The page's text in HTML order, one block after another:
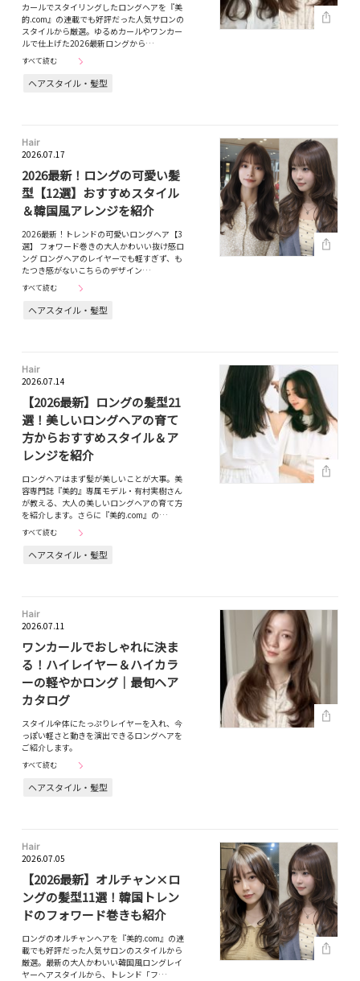
カールでスタイリングしたロングヘアを『美
的.com』の連載でも好評だった人気サロンの
スタイルから厳選。ゆるめカールやワンカー
ルで仕上げた2026最新ロングから…
すべて読む
ヘアスタイル・髪型
Hair
2026.07.17
2026最新！ロングの可愛い髪
型【12選】おすすめスタイル
＆韓国風アレンジを紹介
2026最新！トレンドの可愛いロングヘア【3
選】 フォワード巻きの大人かわいい抜け感ロ
ング ロングヘアのレイヤーでも軽すぎず、も
たつき感がないこちらのデザイン…
すべて読む
ヘアスタイル・髪型
Hair
2026.07.14
【2026最新】ロングの髪型21
選！美しいロングヘアの育て
方からおすすめスタイル＆ア
レンジを紹介
ロングヘアはまず髪が美しいことが大事。美
容専門誌『美的』専属モデル・有村実樹さん
が教える、大人の美しいロングヘアの育て方
を紹介します。さらに『美的.com』の…
すべて読む
ヘアスタイル・髪型
Hair
2026.07.11
ワンカールでおしゃれに決ま
る！ハイレイヤー＆ハイカラ
ーの軽やかロング｜最旬ヘア
カタログ
スタイル全体にたっぷりレイヤーを入れ、今
っぽい軽さと動きを演出できるロングヘアを
ご紹介します。
すべて読む
ヘアスタイル・髪型
Hair
2026.07.05
【2026最新】オルチャン×ロ
ングの髪型11選！韓国トレン
ドのフォワード巻きも紹介
ロングのオルチャンヘアを『美的.com』の連
載でも好評だった人気サロンのスタイルから
厳選。最新の大人かわいい韓国風ロングレイ
ヤーヘアスタイルから、トレンド「フ…